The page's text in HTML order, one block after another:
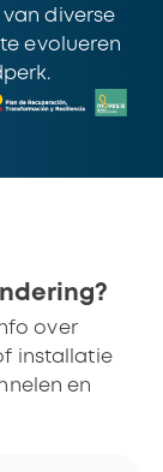
diverse
evolueren
over
installatie
en